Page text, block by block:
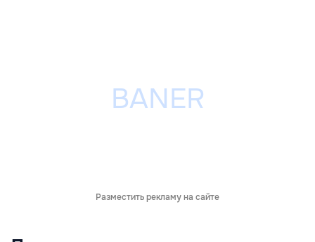
Разместить рекламу на сайте